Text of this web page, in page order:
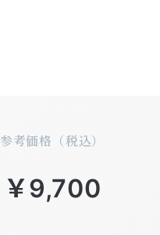
参考価格（税込）
￥9,700